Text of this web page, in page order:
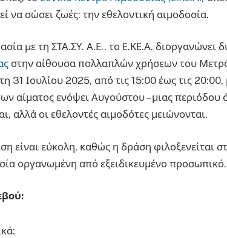
να σώσει ζωές: την εθελοντική αιμοδοσία.
με τη ΣΤΑ.ΣΥ. Α.Ε., το Ε.ΚΕ.Α. διοργανώνει
στην αίθουσα πολλαπλών χρήσεων του
31 Ιουλίου 2025, από τις 15:00 έως τις
αίματος ενόψει Αυγούστου – μιας
αλλά οι εθελοντές αιμοδότες μειώνονται.
είναι εύκολη, καθώς η δράση φιλοξενείται
οργανωμένη από εξειδικευμένο προσωπικό.